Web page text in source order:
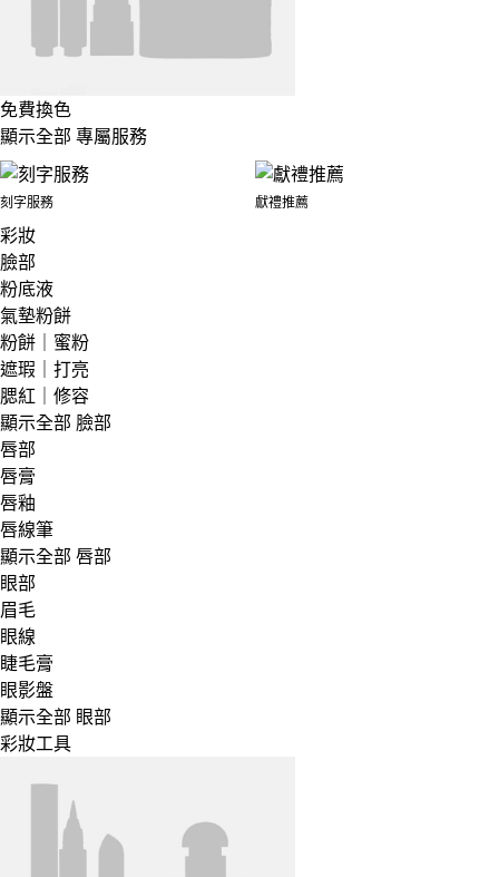
免費換色
顯示全部 專屬服務
刻字服務 獻禮推薦
彩妝
臉部
粉底液
氣墊粉餅
粉餅｜蜜粉
遮瑕｜打亮
腮紅｜修容
顯示全部 臉部
唇部
唇膏
唇釉
唇線筆
顯示全部 唇部
眼部
眉毛
眼線
睫毛膏
眼影盤
顯示全部 眼部
彩妝工具